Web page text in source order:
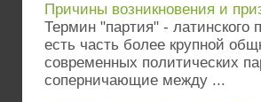
Причины возникновения и
Термин "партия" - латинского
есть часть более крупной
современных политических
соперничающие между ...